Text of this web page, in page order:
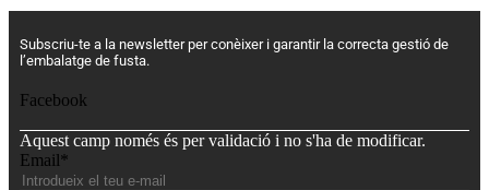
Subscriu-te a la newsletter per conèixer i garantir la correcta gestió de
l’embalatge de fusta.
Facebook
Aquest camp només és per validació i no s'ha de modificar.
Email*